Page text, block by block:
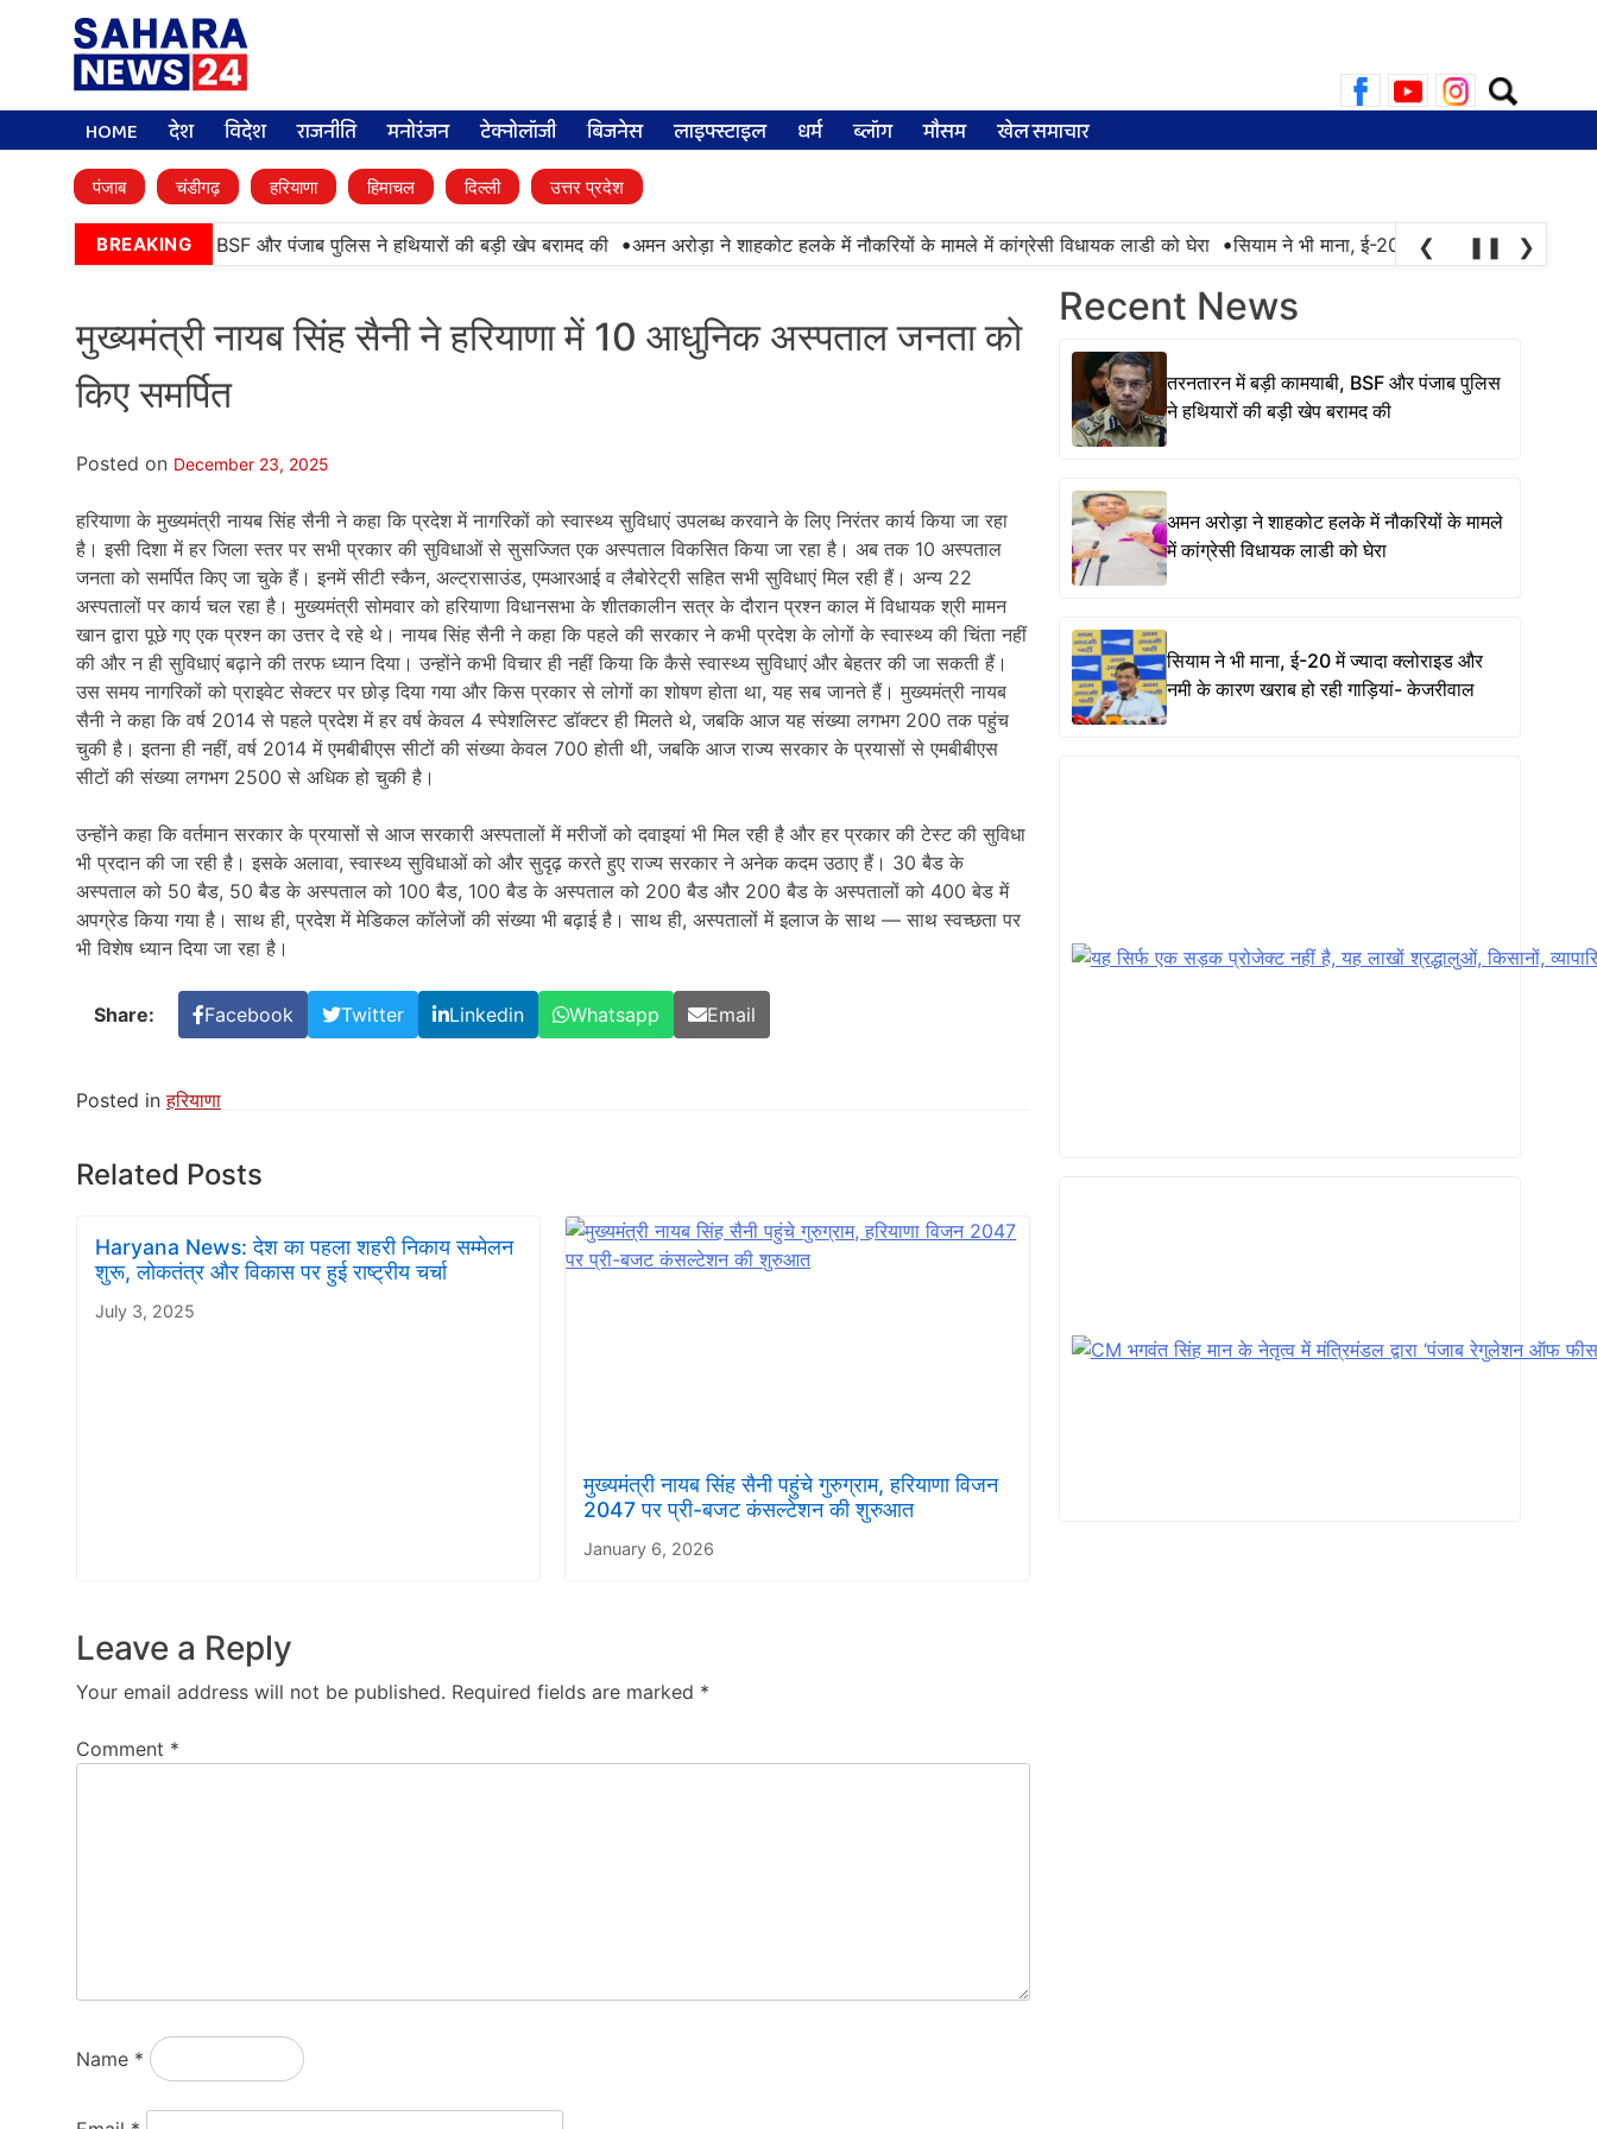
Search
for:
HOME देश विदेश राजनीति मनोरंजन टेक्नोलॉजी बिजनेस लाइफ्स्टाइल धर्म ब्लॉग मौसम खेल समाचार
पंजाब चंडीगढ़ हरियाणा हिमाचल दिल्ली उत्तर प्रदेश
BREAKING
तरनतारन में बड़ी कामयाबी, BSF और पंजाब पुलिस ने हथियारों की बड़ी खेप बरामद की • अमन अरोड़ा ने शाहकोट हलके में नौकरियों के मामले में कांग्रेसी विधायक लाडी को घेरा • सियाम ने भी माना, ई-20 में ज्यादा क्लोराइड और नमी
❮ ❚❚ ❯
मुख्यमंत्री नायब सिंह सैनी ने हरियाणा में 10 आधुनिक अस्पताल जनता को
किए समर्पित
Posted on December 23, 2025
हरियाणा के मुख्यमंत्री नायब सिंह सैनी ने कहा कि प्रदेश में नागरिकों को स्वास्थ्य सुविधाएं उपलब्ध करवाने के लिए निरंतर कार्य किया जा रहा
है। इसी दिशा में हर जिला स्तर पर सभी प्रकार की सुविधाओं से सुसज्जित एक अस्पताल विकसित किया जा रहा है। अब तक 10 अस्पताल
जनता को समर्पित किए जा चुके हैं। इनमें सीटी स्कैन, अल्ट्रासाउंड, एमआरआई व लैबोरेट्री सहित सभी सुविधाएं मिल रही हैं। अन्य 22
अस्पतालों पर कार्य चल रहा है। मुख्यमंत्री सोमवार को हरियाणा विधानसभा के शीतकालीन सत्र के दौरान प्रश्न काल में विधायक श्री मामन
खान द्वारा पूछे गए एक प्रश्न का उत्तर दे रहे थे। नायब सिंह सैनी ने कहा कि पहले की सरकार ने कभी प्रदेश के लोगों के स्वास्थ्य की चिंता नहीं
की और न ही सुविधाएं बढ़ाने की तरफ ध्यान दिया। उन्होंने कभी विचार ही नहीं किया कि कैसे स्वास्थ्य सुविधाएं और बेहतर की जा सकती हैं।
उस समय नागरिकों को प्राइवेट सेक्टर पर छोड़ दिया गया और किस प्रकार से लोगों का शोषण होता था, यह सब जानते हैं। मुख्यमंत्री नायब
सैनी ने कहा कि वर्ष 2014 से पहले प्रदेश में हर वर्ष केवल 4 स्पेशलिस्ट डॉक्टर ही मिलते थे, जबकि आज यह संख्या लगभग 200 तक पहुंच
चुकी है। इतना ही नहीं, वर्ष 2014 में एमबीबीएस सीटों की संख्या केवल 700 होती थी, जबकि आज राज्य सरकार के प्रयासों से एमबीबीएस
सीटों की संख्या लगभग 2500 से अधिक हो चुकी है।
उन्होंने कहा कि वर्तमान सरकार के प्रयासों से आज सरकारी अस्पतालों में मरीजों को दवाइयां भी मिल रही है और हर प्रकार की टेस्ट की सुविधा
भी प्रदान की जा रही है। इसके अलावा, स्वास्थ्य सुविधाओं को और सुदृढ़ करते हुए राज्य सरकार ने अनेक कदम उठाए हैं। 30 बैड के
अस्पताल को 50 बैड, 50 बैड के अस्पताल को 100 बैड, 100 बैड के अस्पताल को 200 बैड और 200 बैड के अस्पतालों को 400 बेड में
अपग्रेड किया गया है। साथ ही, प्रदेश में मेडिकल कॉलेजों की संख्या भी बढ़ाई है। साथ ही, अस्पतालों में इलाज के साथ — साथ स्वच्छता पर
भी विशेष ध्यान दिया जा रहा है।
Share: Facebook Twitter Linkedin Whatsapp Email
Posted inहरियाणा
Related Posts
Haryana News: देश का पहला शहरी निकाय सम्मेलन
शुरू, लोकतंत्र और विकास पर हुई राष्ट्रीय चर्चा
July 3, 2025
मुख्यमंत्री नायब सिंह सैनी पहुंचे गुरुग्राम, हरियाणा विजन
2047 पर प्री-बजट कंसल्टेशन की शुरुआत
January 6, 2026
Leave a Reply
Your email address will not be published. Required fields are marked *
Comment *
Name *
Recent News
तरनतारन में बड़ी कामयाबी, BSF और पंजाब पुलिस
ने हथियारों की बड़ी खेप बरामद की
अमन अरोड़ा ने शाहकोट हलके में नौकरियों के मामले
में कांग्रेसी विधायक लाडी को घेरा
सियाम ने भी माना, ई-20 में ज्यादा क्लोराइड और
नमी के कारण खराब हो रही गाड़ियां- केजरीवाल